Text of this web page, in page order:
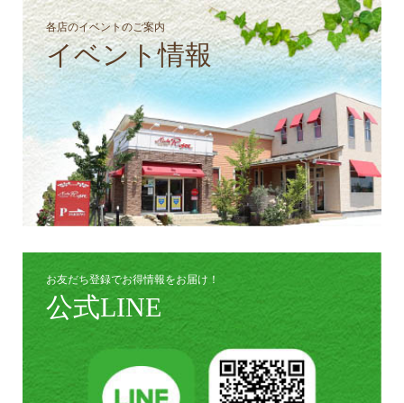
各店のイベントのご案内
イベント情報
お友だち登録でお得情報をお届け！
公式LINE